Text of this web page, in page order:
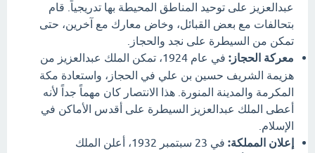
عبدالعزيز على توحيد المناطق المحيطة بها تدريجياً. قام
بتحالفات مع بعض القبائل، وخاض معارك مع آخرين، حتى
تمكن من السيطرة على نجد والحجاز.
معركة الحجاز:
في عام 1924، تمكن الملك عبدالعزيز من
هزيمة الشريف حسين بن علي في الحجاز، واستعادة مكة
المكرمة والمدينة المنورة. هذا الانتصار كان مهماً جداً لأنه
أعطى الملك عبدالعزيز السيطرة على أقدس الأماكن في
الإسلام.
إعلان المملكة:
في 23 سبتمبر 1932، أعلن الملك